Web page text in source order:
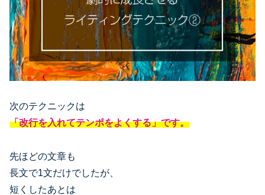
次のテクニックは
「改行を入れてテンポをよくする」です。
先ほどの文章も
長文で1文だけでしたが、
短くしたあとは